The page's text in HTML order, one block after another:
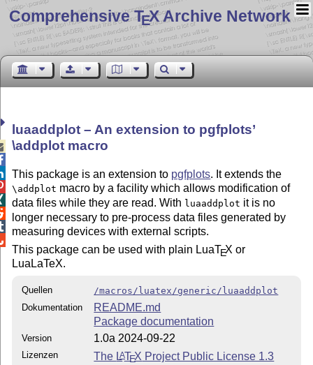
Comprehensive TEX Archive Network
luaaddplot – An extension to pgfplots’
\addplot macro
This package is an extension to pgfplots. It extends the
\addplot macro by a facility which allows modification of
data files while they are read. With luaaddplot it is no
longer necessary to pre-process data files generated by
measuring devices with external scripts.
This package can be used with plain LuaTEX or
LuaLaTeX.
Quellen
/macros/luatex/generic/luaaddplot
Dokumentation
README.md
Package documentation
Version 1.0a 2024-09-22
Lizenzen The LATEX Project Public License 1.3